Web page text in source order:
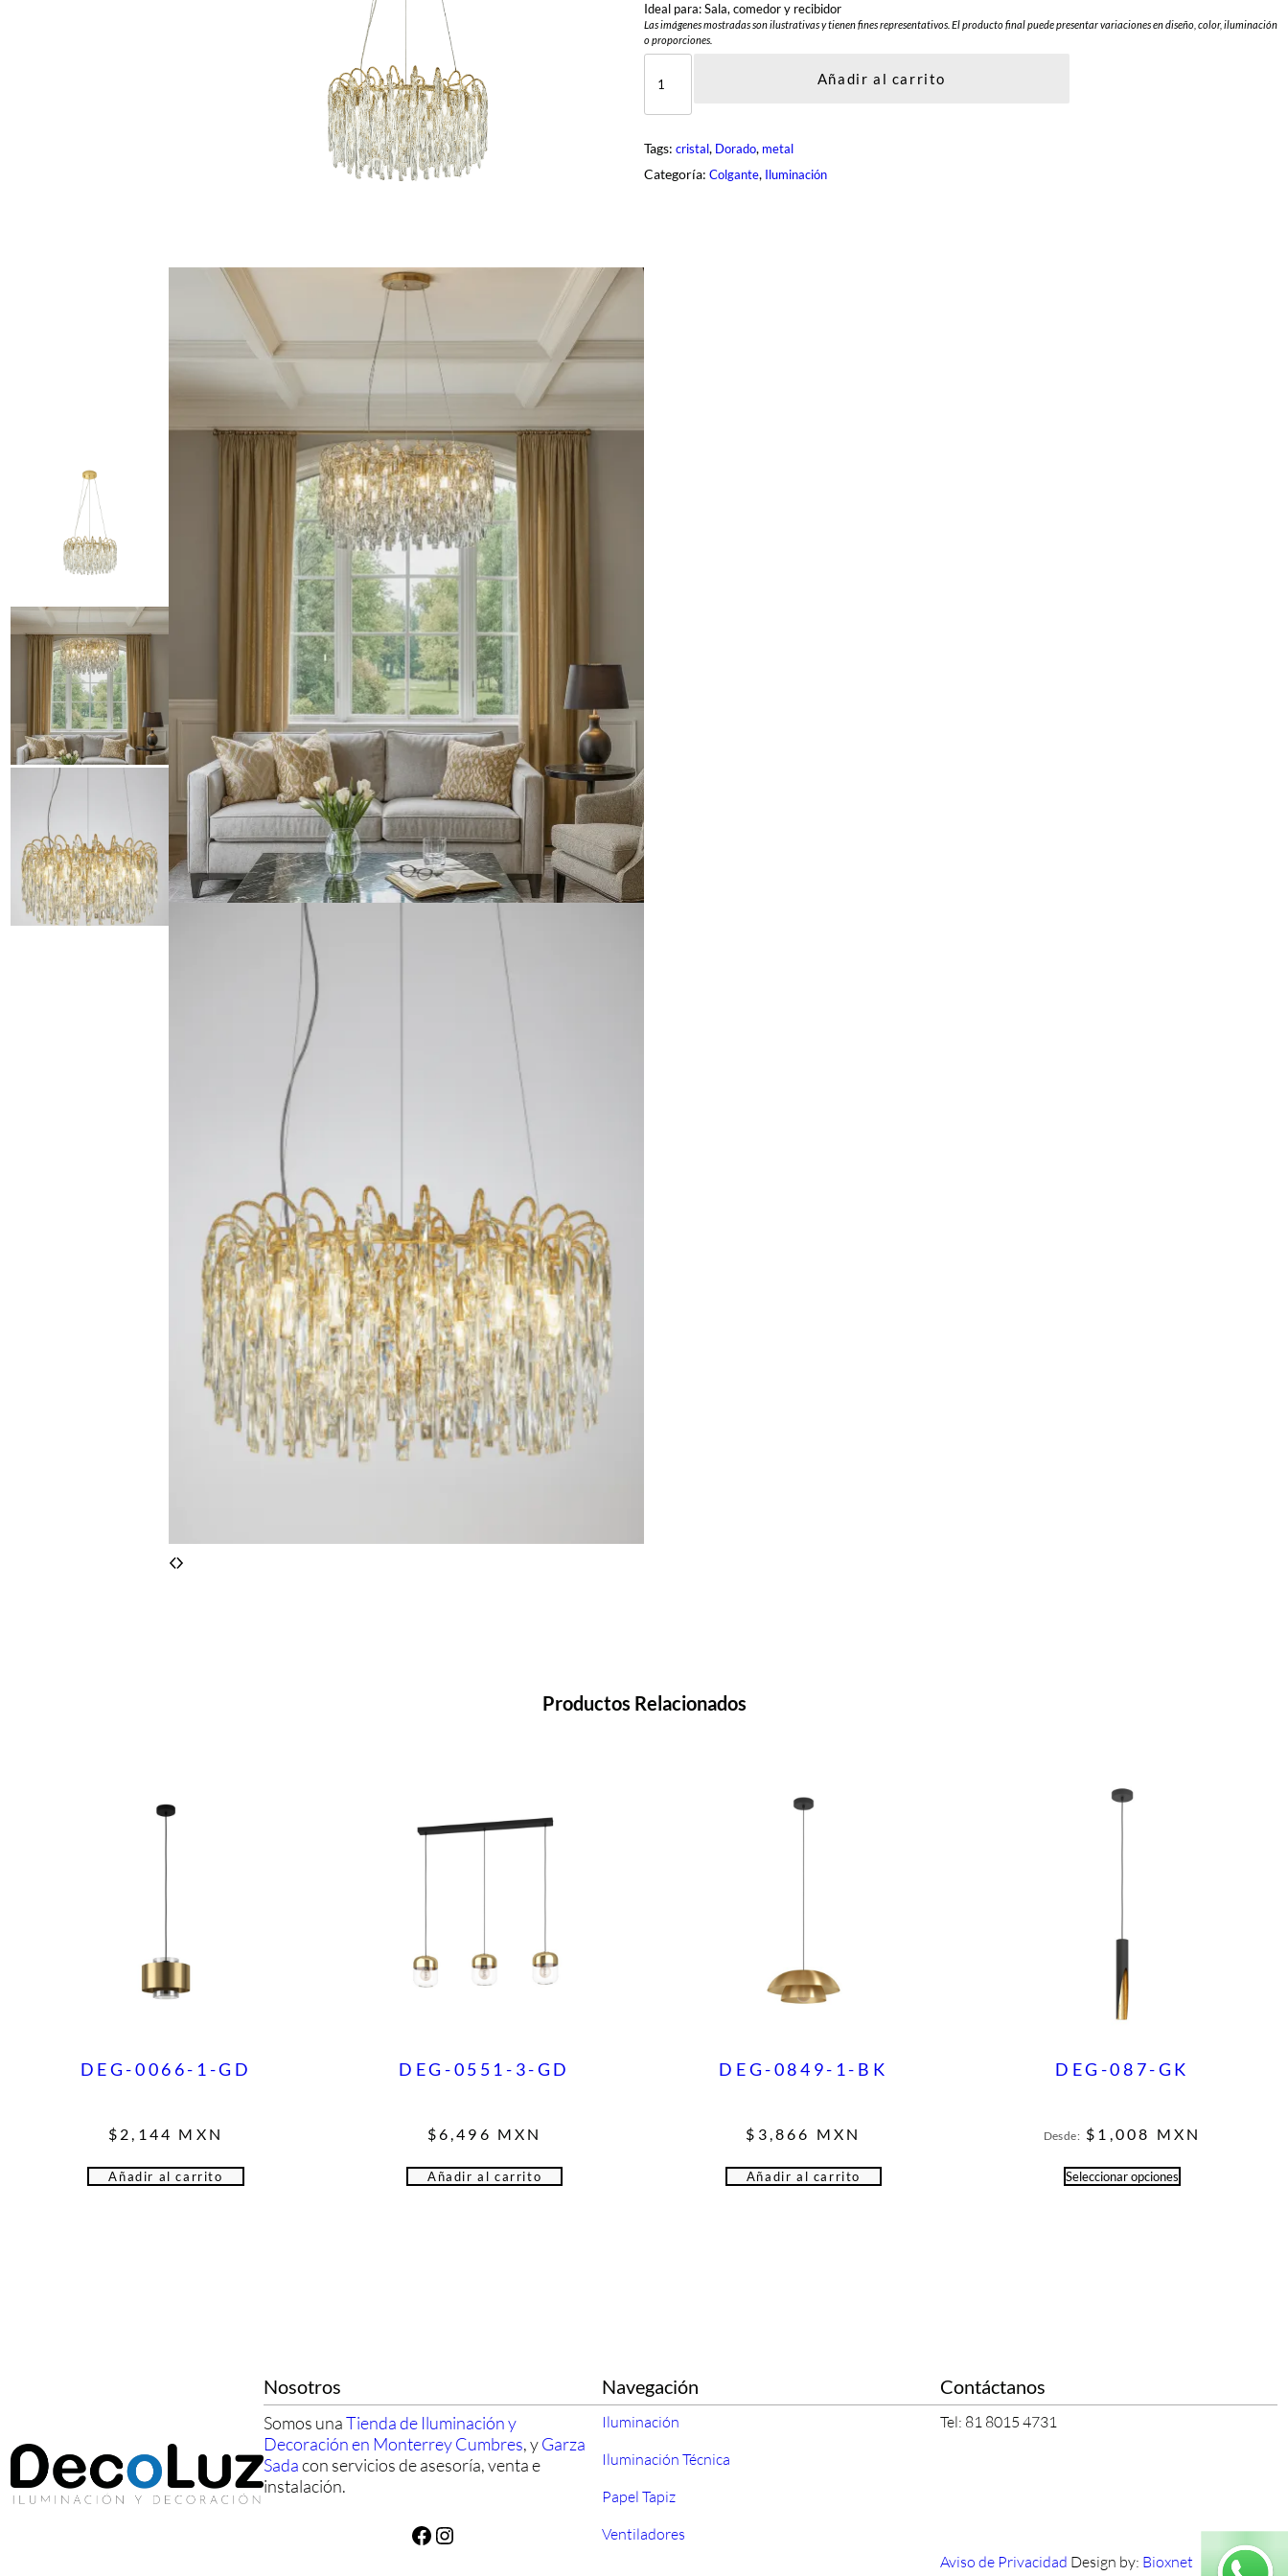
Ideal para: Sala, comedor y recibidor
Las imágenes mostradas son ilustrativas y tienen fines representativos. El producto final puede presentar variaciones en diseño, color, iluminación
o proporciones.
D
6
6
1
D
t
Añadir al carrito
Tags: cristal, Dorado, metal
Categoría: Colgante, Iluminación
Productos Relacionados
DEG-0066-1-GD
$ 2,144 MXN
Añadir al carrito
DEG-0551-3-GD
$6,496 MXN
Añadir al carrito
DEG-0849-1-BK
$ 3,866 MXN
Añadir al carrito
DEG-087-GK
Desde: $ 1,008 MXN
Seleccionar opciones
Nosotros
Somos unaTienda de Iluminación y
Decoración en Monterrey Cumbres, yGarza
Sadacon servicios de asesoría, venta e
instalación.
Facebook Instagram
Navegación
Iluminación
Iluminación Técnica
Papel Tapiz
Ventiladores
Contáctanos
Tel: 81 8015 4731
Aviso de Privacidad Design by: Bioxnet